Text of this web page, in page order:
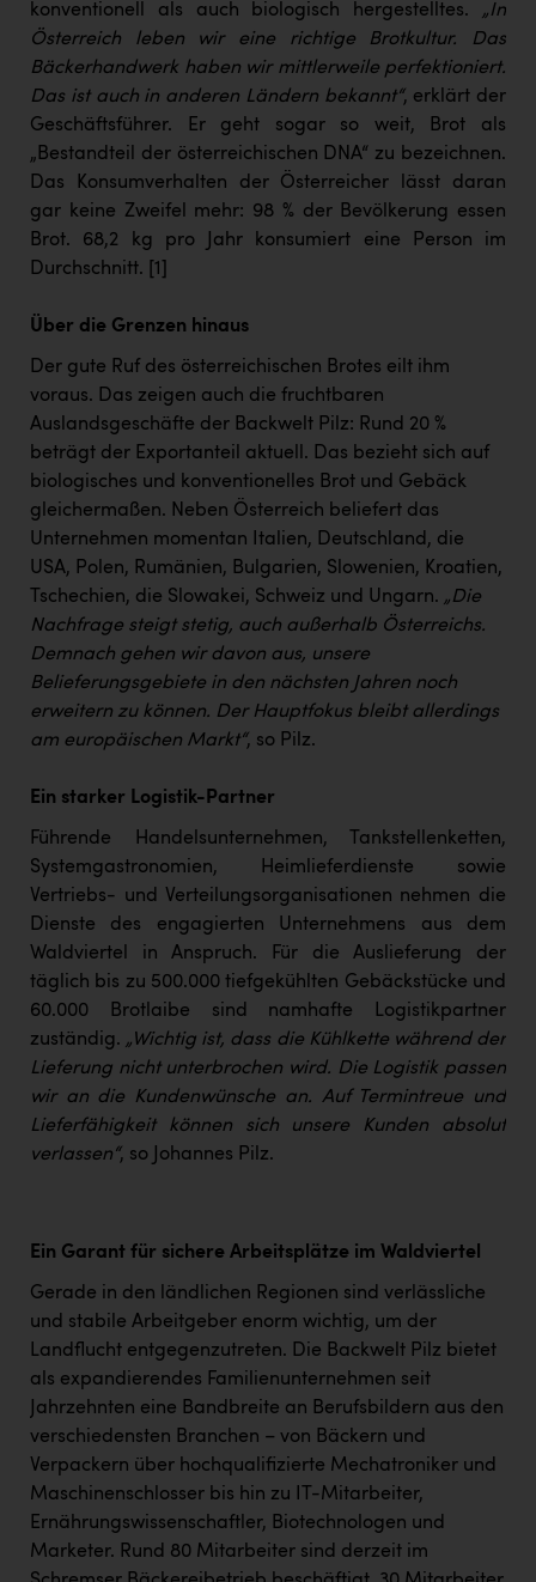
konventionell als auch biologisch hergestelltes. „In
Österreich leben wir eine richtige Brotkultur. Das
Bäckerhandwerk haben wir mittlerweile perfektioniert.
Das ist auch in anderen Ländern bekannt“, erklärt der
Geschäftsführer. Er geht sogar so weit, Brot als
„Bestandteil der österreichischen DNA“ zu bezeichnen.
Das Konsumverhalten der Österreicher lässt daran
gar keine Zweifel mehr: 98 % der Bevölkerung essen
Brot. 68,2 kg pro Jahr konsumiert eine Person im
Durchschnitt.
[1]
Über die Grenzen hinaus
Der gute Ruf des österreichischen Brotes eilt ihm
voraus. Das zeigen auch die fruchtbaren
Auslandsgeschäfte der Backwelt Pilz: Rund 20 %
beträgt der Exportanteil aktuell. Das bezieht sich auf
biologisches und konventionelles Brot und Gebäck
gleichermaßen. Neben Österreich beliefert das
Unternehmen momentan Italien, Deutschland, die
USA, Polen, Rumänien, Bulgarien, Slowenien, Kroatien,
Tschechien, die Slowakei, Schweiz und Ungarn. „Die
Nachfrage steigt stetig, auch außerhalb Österreichs.
Demnach gehen wir davon aus, unsere
Belieferungsgebiete in den nächsten Jahren noch
erweitern zu können. Der Hauptfokus bleibt allerdings
am europäischen Markt“, so Pilz.
Ein starker Logistik-Partner
Führende Handelsunternehmen, Tankstellenketten,
Systemgastronomien, Heimlieferdienste sowie
Vertriebs- und Verteilungsorganisationen nehmen die
Dienste des engagierten Unternehmens aus dem
Waldviertel in Anspruch. Für die Auslieferung der
täglich bis zu 500.000 tiefgekühlten Gebäckstücke und
60.000 Brotlaibe sind namhafte Logistikpartner
zuständig. „Wichtig ist, dass die Kühlkette während der
Lieferung nicht unterbrochen wird. Die Logistik passen
wir an die Kundenwünsche an. Auf Termintreue und
Lieferfähigkeit können sich unsere Kunden absolut
verlassen“, so Johannes Pilz.
Ein Garant für sichere Arbeitsplätze im Waldviertel
Gerade in den ländlichen Regionen sind verlässliche
und stabile Arbeitgeber enorm wichtig, um der
Landflucht entgegenzutreten. Die Backwelt Pilz bietet
als expandierendes Familienunternehmen seit
Jahrzehnten eine Bandbreite an Berufsbildern aus den
verschiedensten Branchen – von Bäckern und
Verpackern über hochqualifizierte Mechatroniker und
Maschinenschlosser bis hin zu IT-Mitarbeiter,
Ernährungswissenschaftler, Biotechnologen und
Marketer. Rund 80 Mitarbeiter sind derzeit im